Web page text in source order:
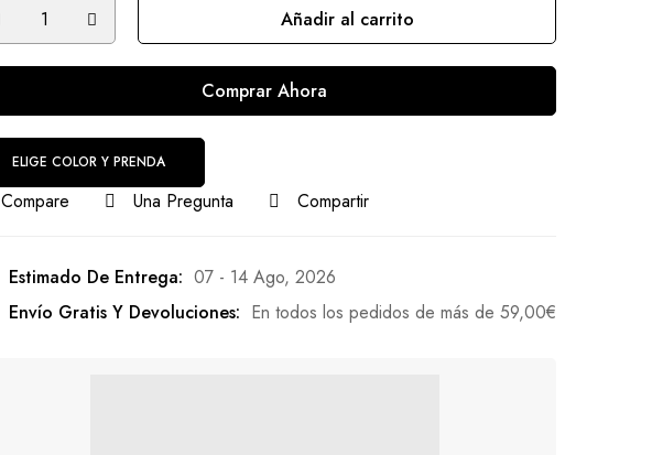
Añadir al carrito
Comprar Ahora
ELIGE COLOR Y PRENDA
Compare Una Pregunta Compartir
Estimado De Entrega: 07 - 14 Ago, 2026
Envío Gratis Y Devoluciones: En todos los pedidos de más de 59,00€